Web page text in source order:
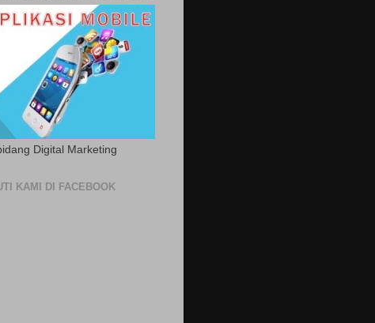
Digital Marketing
KAMI DI FACEBOOK